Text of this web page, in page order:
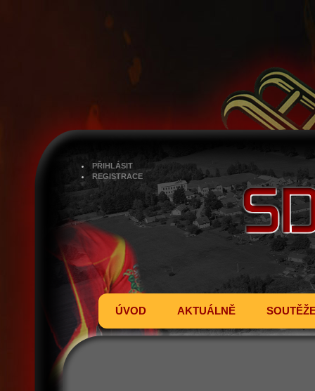
PŘIHLÁSIT
REGISTRACE
ÚVOD AKTUÁLNĚ